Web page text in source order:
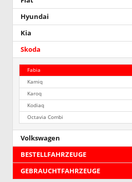
Hyundai
Kia
Skoda
Fabia
Kamiq
Karoq
Kodiaq
Octavia Combi
Volkswagen
BESTELLFAHRZEUGE
GEBRAUCHTFAHRZEUGE